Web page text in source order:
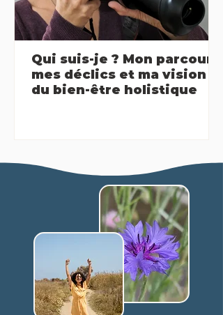
Qui suis-je ? Mon parcours,
mes déclics et ma vision
du bien-être holistique